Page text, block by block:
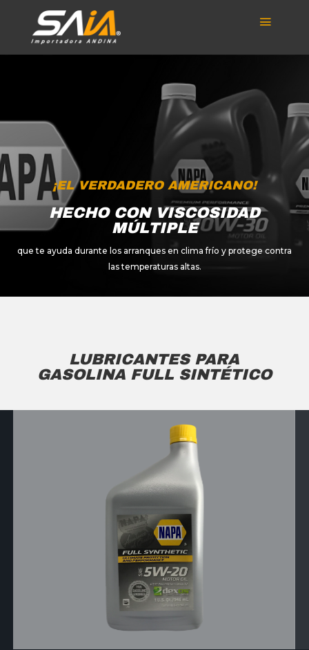
¡EL VERDADERO AMERICANO!
HECHO CON VISCOSIDAD
MÚLTIPLE
que te ayuda durante los arranques en clima frío y protege contra
las temperaturas altas.
LUBRICANTES PARA
GASOLINA FULL SINTÉTICO